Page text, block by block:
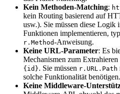
Kein Methoden-Matching:
kein Routing basierend auf
usw.). Sie müssen diese Logik
Funktionen implementieren,
r.Method-Anweisung.
Keine URL-Parameter: Es
Mechanismen zum
{id}. Sie müssen r.URL.Path
solche Funktionalität benötigen.
Keine Middleware-